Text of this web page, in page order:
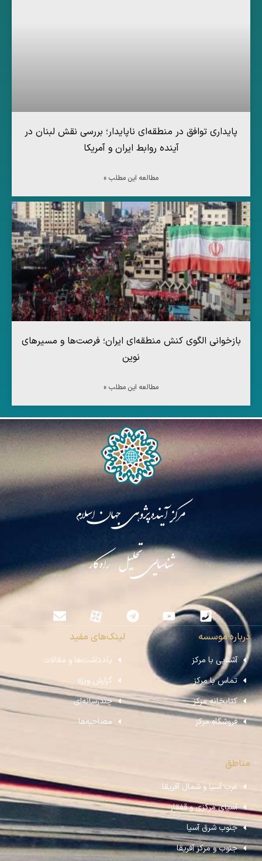
پایداری توافق در منطقه‌ای ناپایدار؛ بررسی نقش لبنان در
آینده روابط ایران و آمریکا
مطالعه این مطلب »
بازخوانی الگوی کنش منطقه‌ای ایران؛ فرصت‌ها و مسیرهای
نوین
مطالعه این مطلب »
مرکز آینده‌پژوهی جهان اسلام
شناسایی تحلیل راه‌کار
درباره موسسه
آشنایی با مرکز
تماس با مرکز
کتابخانه مرکز
فروشگاه مرکز
لینک‌های مفید
یادداشت‌ها و مقالات
گزارش ویژه
چندرسانه‌ای
مصاحبه‌ها
مناطق
غرب آسیا و شمال آفریقا
آسیای مرکزی و قفقاز
جنوب شرق آسیا
جنوب و مرکز آفریقا